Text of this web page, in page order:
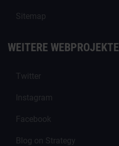
Sitemap
WEITERE WEBPROJEKTE
Twitter
Instagram
Facebook
Blog on Strategy